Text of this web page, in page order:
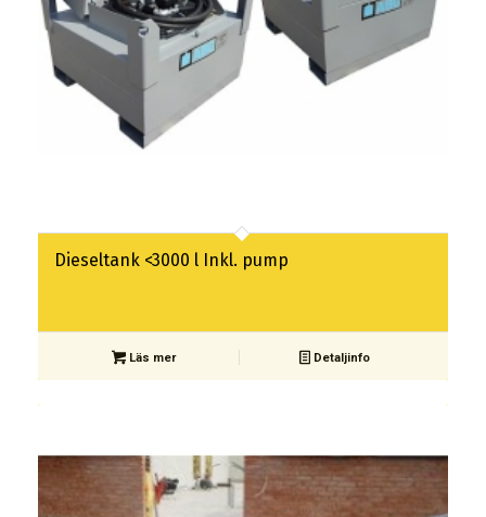
Dieseltank <3000 l Inkl. pump
Läs mer Detaljinfo